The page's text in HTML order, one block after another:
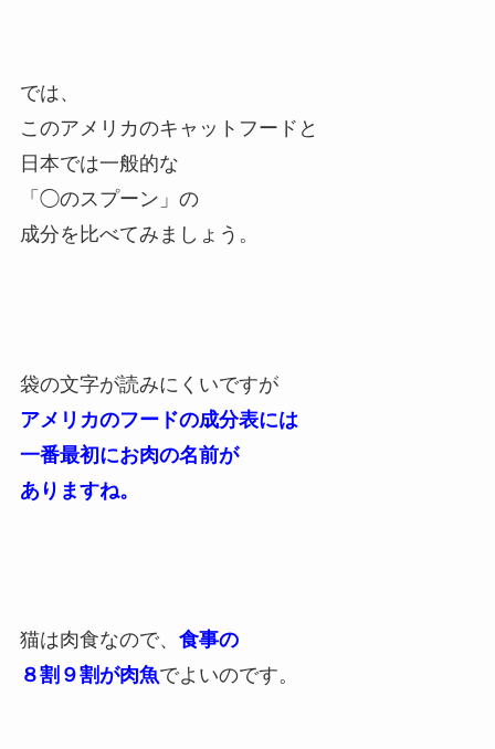
では、
このアメリカのキャットフードと
日本では一般的な
「◯のスプーン」の
成分を比べてみましょう。
袋の文字が読みにくいですが
アメリカのフードの成分表には
一番最初にお肉の名前が
ありますね。
猫は肉食なので、 食事の
８割９割が肉魚でよいのです。